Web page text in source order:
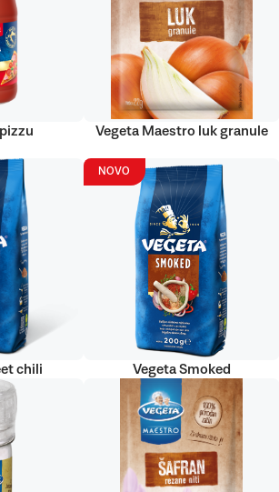
Vegeta Maestro luk granule
chili
NOVO
Vegeta Smoked